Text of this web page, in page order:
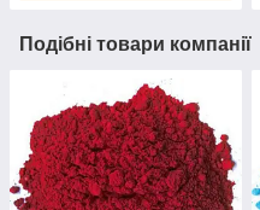
Подібні товари компанії